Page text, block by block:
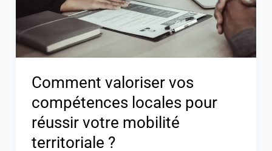
Comment valoriser vos
compétences locales pour
réussir votre mobilité
territoriale ?
réussir
votre
mobilité
territoriale
?